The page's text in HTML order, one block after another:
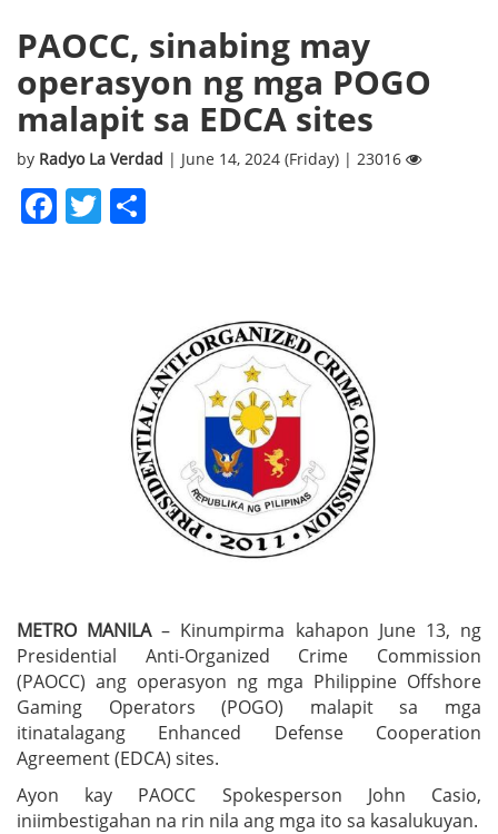
PAOCC, sinabing may
operasyon ng mga POGO
malapit sa EDCA sites
by Radyo La Verdad | June 14, 2024 (Friday) | 23016
Facebook
Twitter
METRO MANILA– Kinumpirma kahapon June 13, ng
Presidential Anti-Organized Crime Commission
(PAOCC) ang operasyon ng mga Philippine Offshore
Gaming Operators (POGO) malapit sa mga
itinatalagang Enhanced Defense Cooperation
Agreement (EDCA) sites.
Ayon kay PAOCC Spokesperson John Casio,
iniimbestigahan na rin nila ang mga ito sa kasalukuyan.